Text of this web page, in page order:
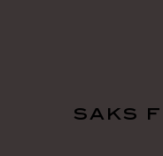
saks